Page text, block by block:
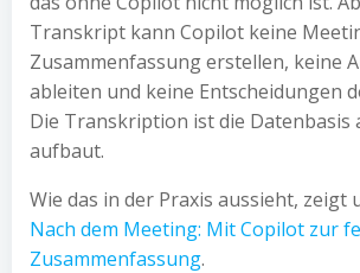
Transkript kann Copilot keine
Zusammenfassung erstellen, keine
ableiten und keine Entscheidungen
Die Transkription ist die Datenbasis
aufbaut.
Wie das in der Praxis aussieht, zeigt
Nach dem Meeting: Mit Copilot zur
Zusammenfassung.